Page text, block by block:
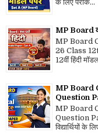
के लिए परीक...
MP Board
MP Board
26 Class
12वीं हिंदी
MP Board
Question
MP Board
Question
विद्यार्थियों के